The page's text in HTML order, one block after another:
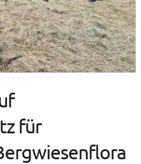
für